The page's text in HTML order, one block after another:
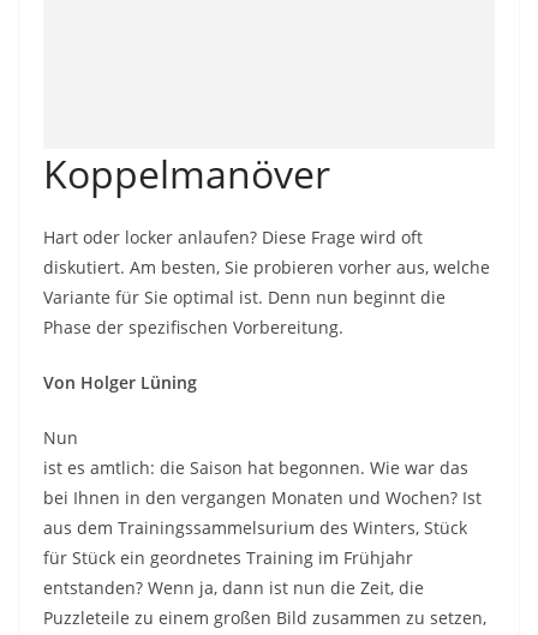
Koppelmanöver
Hart oder locker anlaufen? Diese Frage wird oft
diskutiert. Am besten, Sie probieren vorher aus, welche
Variante für Sie optimal ist. Denn nun beginnt die
Phase der spezifischen Vorbereitung.
Von Holger Lüning
Nun
ist es amtlich: die Saison hat begonnen. Wie war das
bei Ihnen in den vergangen Monaten und Wochen? Ist
aus dem Trainingssammelsurium des Winters, Stück
für Stück ein geordnetes Training im Frühjahr
entstanden? Wenn ja, dann ist nun die Zeit, die
Puzzleteile zu einem großen Bild zusammen zu setzen,